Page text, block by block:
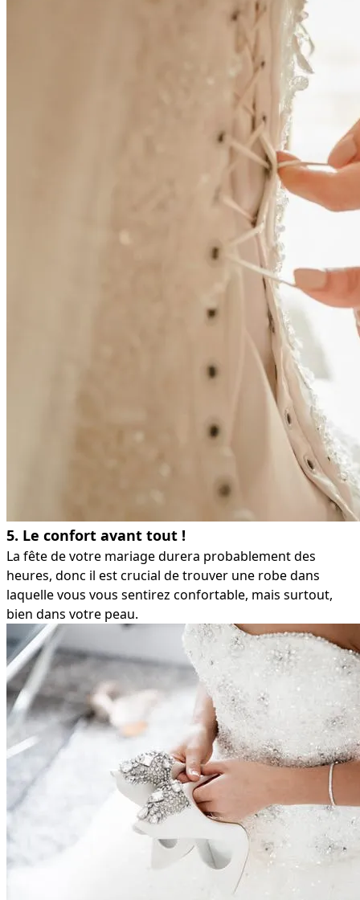
5. Le confort avant tout !
La fête de votre mariage durera probablement des
heures, donc il est crucial de trouver une robe dans
laquelle vous vous sentirez confortable, mais surtout,
bien dans votre peau.